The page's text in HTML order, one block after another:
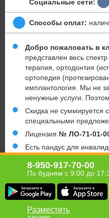
Социальные сети:
Способы оплат:
Добро пожаловать в
представлен весь
терапия, ортодонтия
ортопедия
имплантология. Мы не
ненужные услуги.
Скидка не суммируется
специальными
Лицензия № ЛО-71-01-
Есть пандус для
Имеются
проконсультироваться у
Юридическая информация о
8-950-917-70-00
По будням с 9:00 до
Разместить